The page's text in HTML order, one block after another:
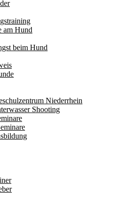
am Hund
beim Hund
Niederrhein
Shooting